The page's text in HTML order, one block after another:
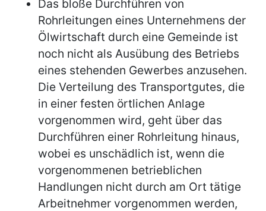
Das bloße Durchführen von
Rohrleitungen eines Unternehmens der
Ölwirtschaft durch eine Gemeinde ist
noch nicht als Ausübung des Betriebs
eines stehenden Gewerbes anzusehen.
Die Verteilung des Transportgutes, die
in einer festen örtlichen Anlage
vorgenommen wird, geht über das
Durchführen einer Rohrleitung hinaus,
wobei es unschädlich ist, wenn die
vorgenommenen betrieblichen
Handlungen nicht durch am Ort tätige
Arbeitnehmer vorgenommen werden,